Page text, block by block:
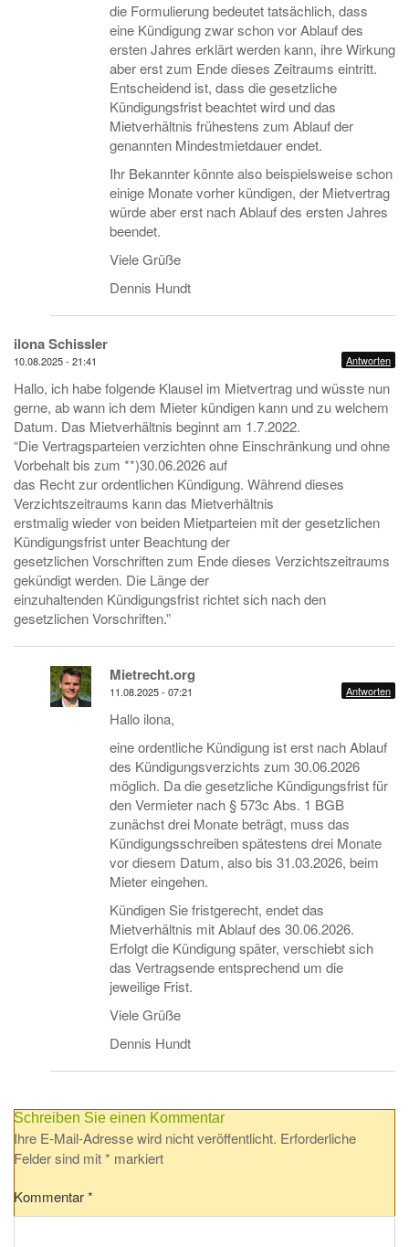
die Formulierung bedeutet tatsächlich, dass
eine Kündigung zwar schon vor Ablauf des
ersten Jahres erklärt werden kann, ihre Wirkung
aber erst zum Ende dieses Zeitraums eintritt.
Entscheidend ist, dass die gesetzliche
Kündigungsfrist beachtet wird und das
Mietverhältnis frühestens zum Ablauf der
genannten Mindestmietdauer endet.
Ihr Bekannter könnte also beispielsweise schon
einige Monate vorher kündigen, der Mietvertrag
würde aber erst nach Ablauf des ersten Jahres
beendet.
Viele Grüße
Dennis Hundt
ilona Schissler
10.08.2025 - 21:41 Antworten
Hallo, ich habe folgende Klausel im Mietvertrag und wüsste nun
gerne, ab wann ich dem Mieter kündigen kann und zu welchem
Datum. Das Mietverhältnis beginnt am 1.7.2022.
“Die Vertragsparteien verzichten ohne Einschränkung und ohne
Vorbehalt bis zum **)30.06.2026 auf
das Recht zur ordentlichen Kündigung. Während dieses
Verzichtszeitraums kann das Mietverhältnis
erstmalig wieder von beiden Mietparteien mit der gesetzlichen
Kündigungsfrist unter Beachtung der
gesetzlichen Vorschriften zum Ende dieses Verzichtszeitraums
gekündigt werden. Die Länge der
einzuhaltenden Kündigungsfrist richtet sich nach den
gesetzlichen Vorschriften.”
Mietrecht.org
11.08.2025 - 07:21 Antworten
Hallo ilona,
eine ordentliche Kündigung ist erst nach Ablauf
des Kündigungsverzichts zum 30.06.2026
möglich. Da die gesetzliche Kündigungsfrist für
den Vermieter nach § 573c Abs. 1 BGB
zunächst drei Monate beträgt, muss das
Kündigungsschreiben spätestens drei Monate
vor diesem Datum, also bis 31.03.2026, beim
Mieter eingehen.
Kündigen Sie fristgerecht, endet das
Mietverhältnis mit Ablauf des 30.06.2026.
Erfolgt die Kündigung später, verschiebt sich
das Vertragsende entsprechend um die
jeweilige Frist.
Viele Grüße
Dennis Hundt
Schreiben Sie einen Kommentar
Ihre E-Mail-Adresse wird nicht veröffentlicht. Erforderliche
Felder sind mit* markiert
Kommentar*